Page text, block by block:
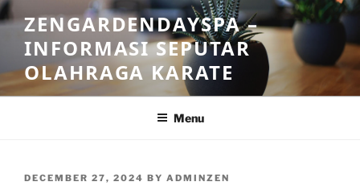
Skip
to
content
ZENGARDENDAYSPA –
INFORMASI SEPUTAR
OLAHRAGA KARATE
Menu
POSTED
DECEMBER 27, 2024 BY ADMINZEN